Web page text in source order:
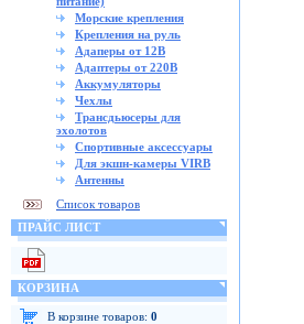
Морские крепления
Крепления на руль
Адаперы от 12В
Адаптеры от 220В
Аккумуляторы
Чехлы
Трансдьюсеры для
эхолотов
Спортивные аксессуары
Для экшн-камеры VIRB
Антенны
Список товаров
ПРАЙС ЛИСТ
КОРЗИНА
В корзине товаров: 0